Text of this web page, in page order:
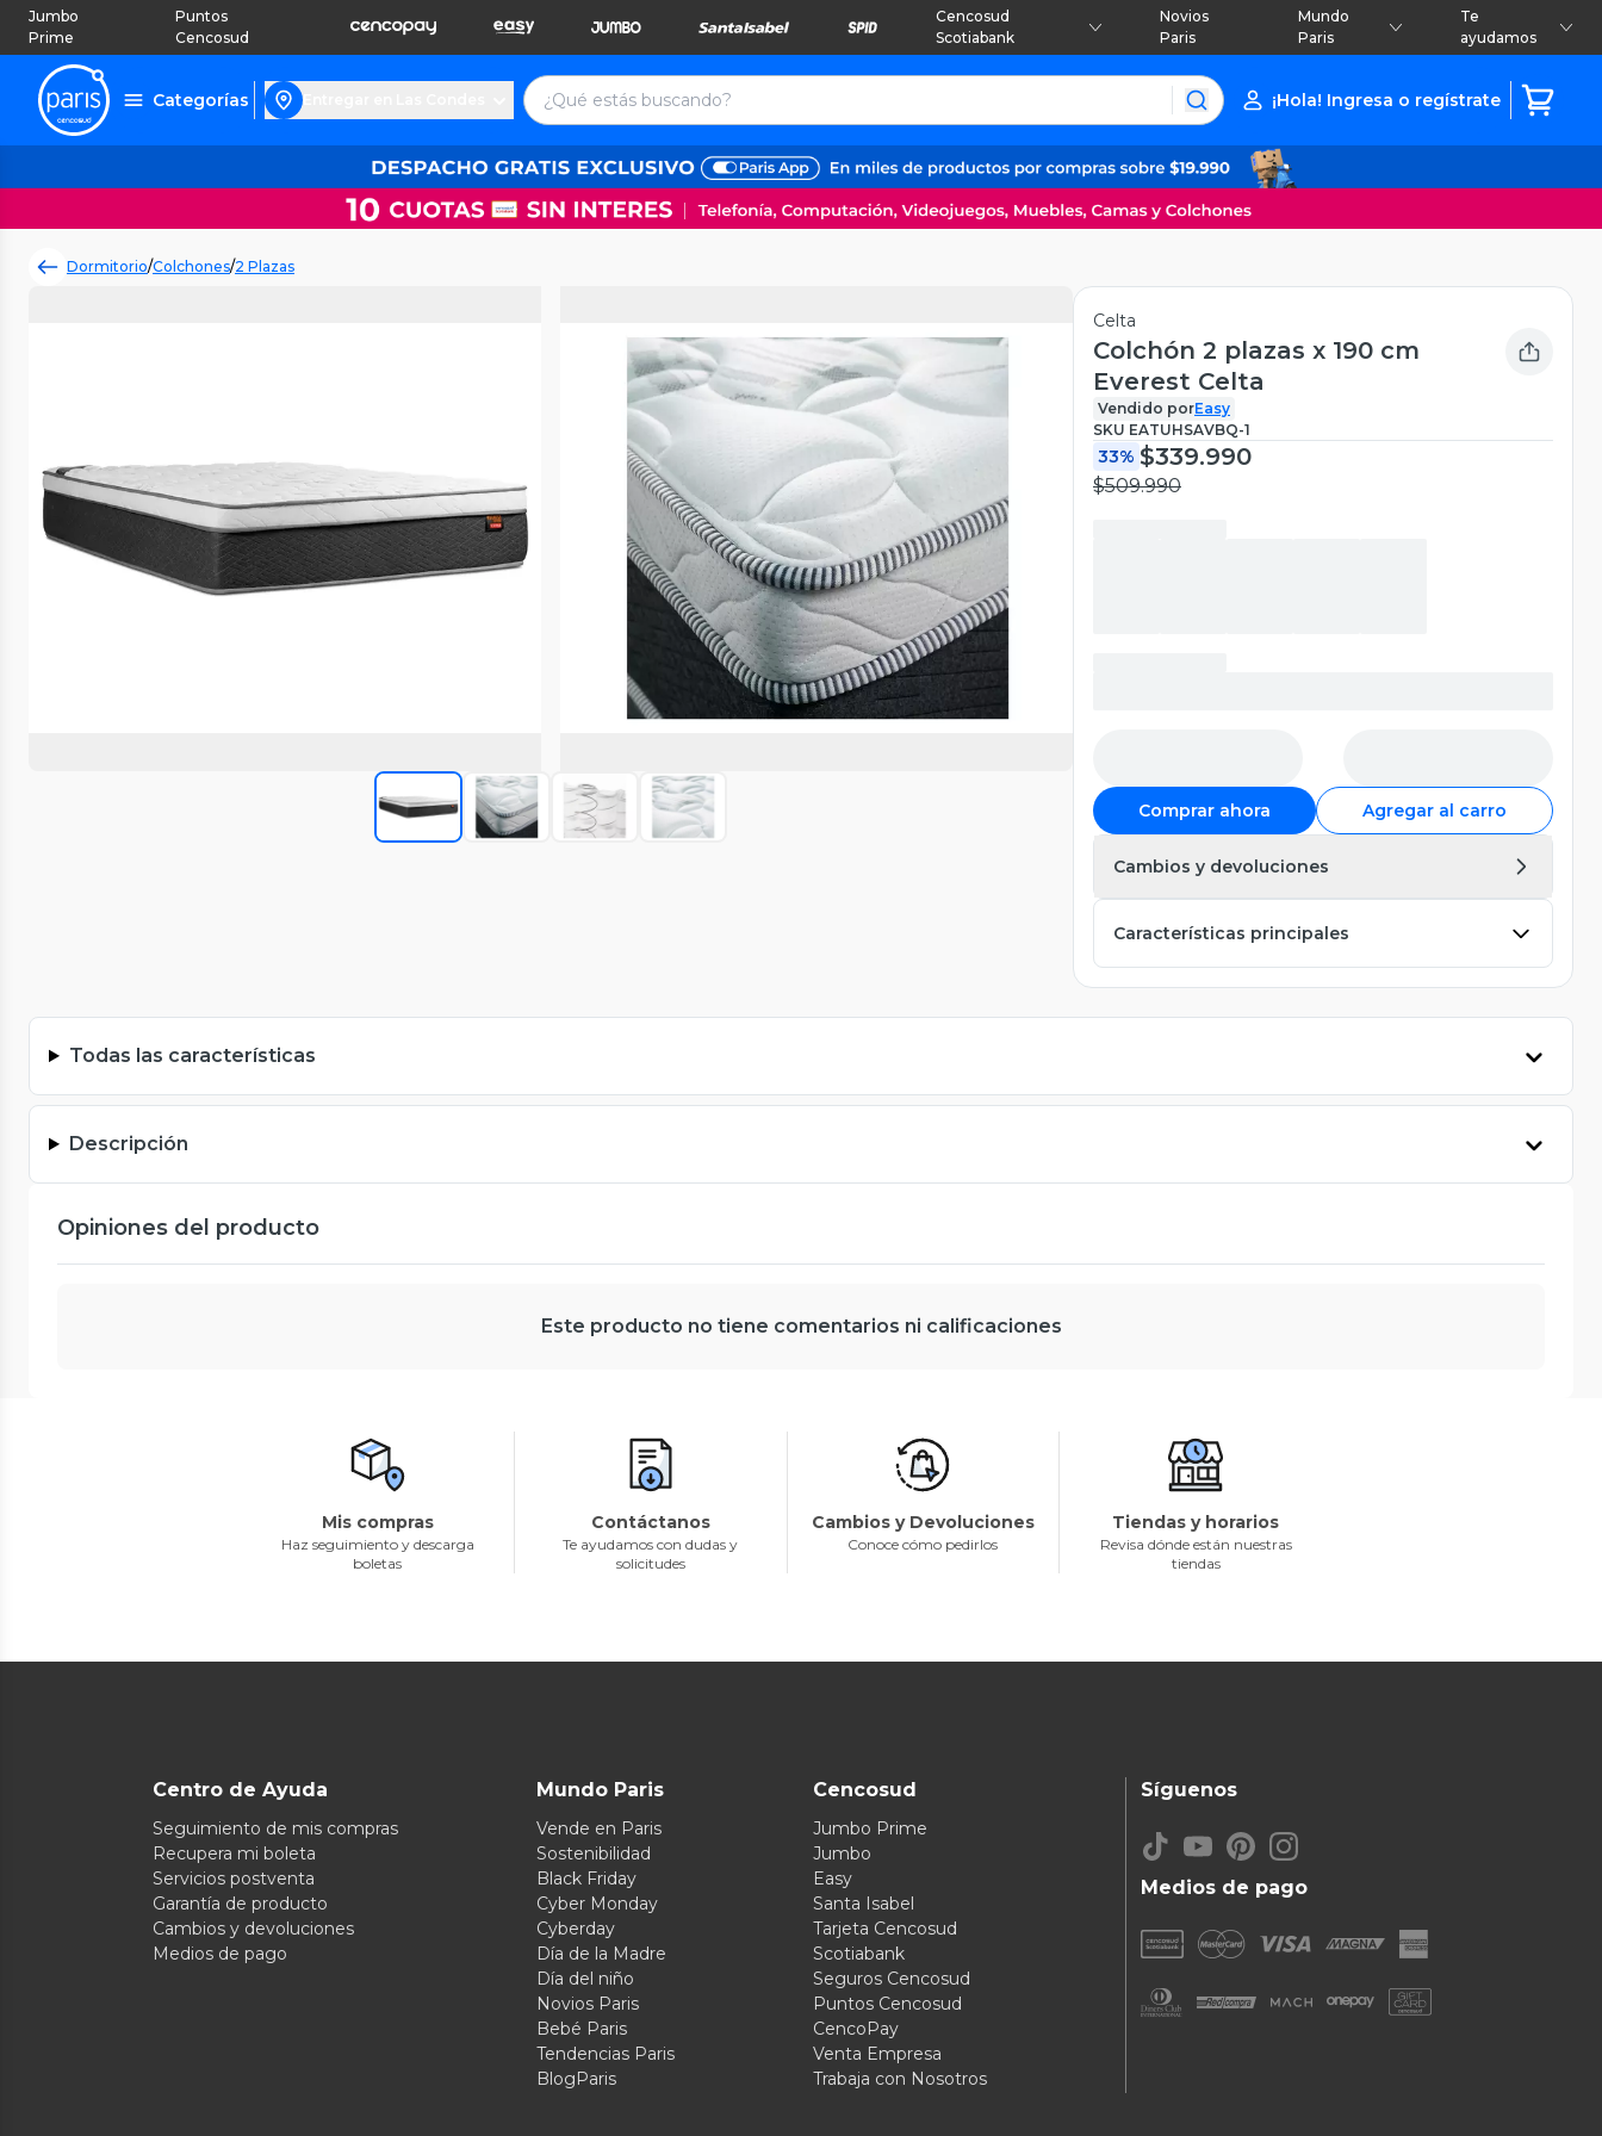
Jumbo
Prime
Puntos
Cencosud
Cencosud
Scotiabank
Novios
Paris
Mundo
Paris
Te
ayudamos
Categorías ¡Hola! Ingresa o regístrate
Dormitorio/Colchones/2 Plazas
Celta
Colchón 2 plazas x 190 cm
Everest Celta
Vendido porEasy
SKU EATUHSAVBQ-1
33% $339.990
$509.990
Comprar ahora Agregar al carro
Cambios y devoluciones
Características principales
Todas las características
Descripción
Opiniones del producto
Este producto no tiene comentarios ni calificaciones
Mis compras
Haz seguimiento y descarga
boletas
Contáctanos
Te ayudamos con dudas y
solicitudes
Cambios y Devoluciones
Conoce cómo pedirlos
Tiendas y horarios
Revisa dónde están nuestras
tiendas
Centro de Ayuda
Seguimiento de mis compras
Recupera mi boleta
Servicios postventa
Garantía de producto
Cambios y devoluciones
Medios de pago
Mundo Paris
Vende en Paris
Sostenibilidad
Black Friday
Cyber Monday
Cyberday
Día de la Madre
Día del niño
Novios Paris
Bebé Paris
Tendencias Paris
BlogParis
Cencosud
Jumbo Prime
Jumbo
Easy
Santa Isabel
Tarjeta Cencosud
Scotiabank
Seguros Cencosud
Puntos Cencosud
CencoPay
Venta Empresa
Trabaja con Nosotros
Medios de pago
Síguenos